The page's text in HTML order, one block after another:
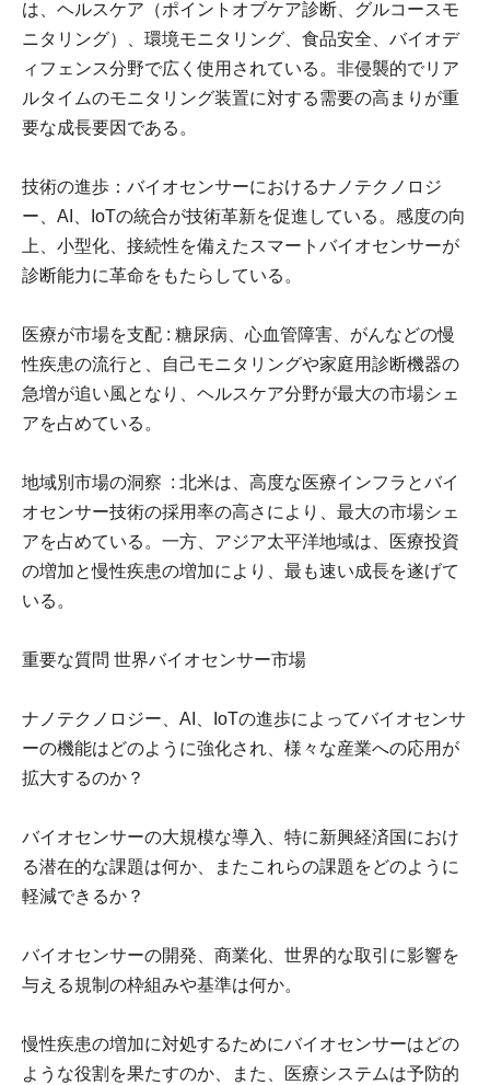
は、ヘルスケア（ポイントオブケア診断、グルコースモ
ニタリング）、環境モニタリング、食品安全、バイオデ
ィフェンス分野で広く使用されている。非侵襲的でリア
ルタイムのモニタリング装置に対する需要の高まりが重
要な成長要因である。
技術の進歩：バイオセンサーにおけるナノテクノロジ
ー、AI、IoTの統合が技術革新を促進している。感度の向
上、小型化、接続性を備えたスマートバイオセンサーが
診断能力に革命をもたらしている。
医療が市場を支配 : 糖尿病、心血管障害、がんなどの慢
性疾患の流行と、自己モニタリングや家庭用診断機器の
急増が追い風となり、ヘルスケア分野が最大の市場シェ
アを占めている。
地域別市場の洞察 : 北米は、高度な医療インフラとバイ
オセンサー技術の採用率の高さにより、最大の市場シェ
アを占めている。一方、アジア太平洋地域は、医療投資
の増加と慢性疾患の増加により、最も速い成長を遂げて
いる。
重要な質問 世界バイオセンサー市場
ナノテクノロジー、AI、IoTの進歩によってバイオセンサ
ーの機能はどのように強化され、様々な産業への応用が
拡大するのか？
バイオセンサーの大規模な導入、特に新興経済国におけ
る潜在的な課題は何か、またこれらの課題をどのように
軽減できるか？
バイオセンサーの開発、商業化、世界的な取引に影響を
与える規制の枠組みや基準は何か。
慢性疾患の増加に対処するためにバイオセンサーはどの
ような役割を果たすのか、また、医療システムは予防的